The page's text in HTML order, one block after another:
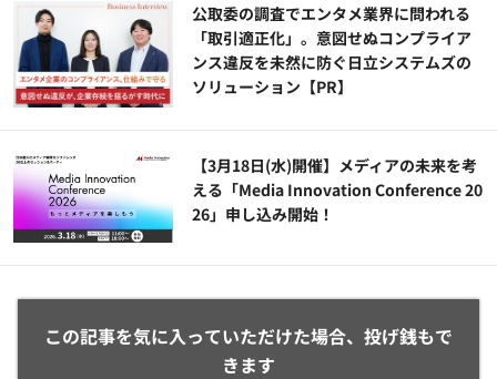
公​​取委の調査でエンタメ業界に問われる
「取引適正化」。意図せぬコンプライア
ンス違反を未然に防ぐ日立システムズの
ソリューション​【PR】
【3月18日(水)開催】メディアの未来を考
える「Media Innovation Conference 20
26」申し込み開始！
この記事を気に入っていただけた場合、投げ銭もで
きます